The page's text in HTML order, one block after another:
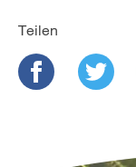
Teilen